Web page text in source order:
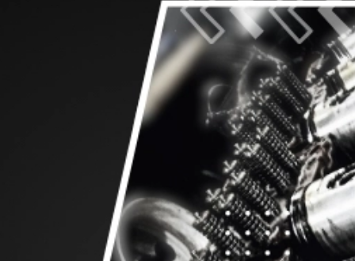
https://yeukhoahoc.edu.vn/dong-co-diesel-la-gi